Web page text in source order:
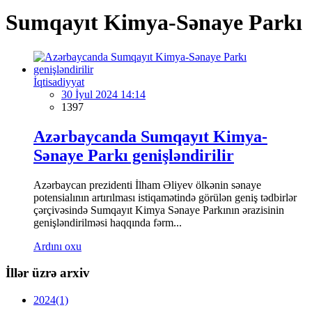
Sumqayıt Kimya-Sənaye Parkı
İqtisadiyyat
30 İyul 2024 14:14
1397
Azərbaycanda Sumqayıt Kimya-
Sənaye Parkı genişləndirilir
Azərbaycan prezidenti İlham Əliyev ölkənin sənaye
potensialının artırılması istiqamətində görülən geniş tədbirlər
çərçivəsində Sumqayıt Kimya Sənaye Parkının ərazisinin
genişləndirilməsi haqqında fərm...
Ardını oxu
İllər üzrə arxiv
2024(1)